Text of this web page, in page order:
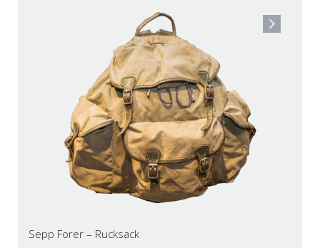
Sepp Forer – Rucksack